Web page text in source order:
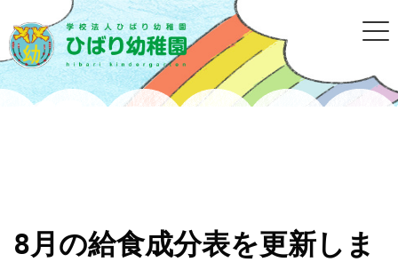
8月の給食成分表を更新しま